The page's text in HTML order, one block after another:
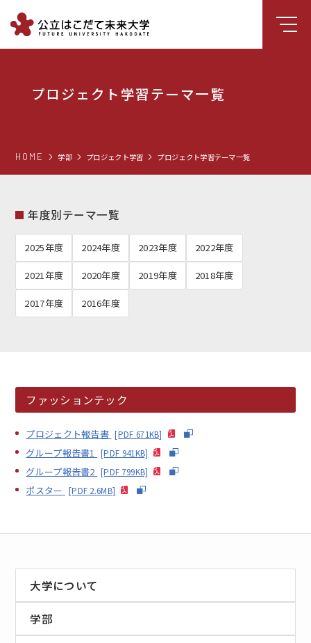
学部
就職支援
組織・センター
図書館
受験生向け情報
EN アクセス お問合せ
プロジェクト学習テーマ一覧
HOME 学部 プロジェクト学習 プロジェクト学習テーマ一覧
年度別テーマ一覧
2025年度 2024年度 2023年度 2022年度
2021年度 2020年度 2019年度 2018年度
2017年度 2016年度
ファッションテック
プロジェクト報告書 [PDF 671KB]
グループ報告書1 [PDF 941KB]
グループ報告書2 [PDF 799KB]
ポスター [PDF 2.6MB]
大学について
学部